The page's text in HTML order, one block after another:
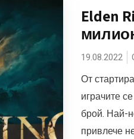
Elden
19.08.2022
От
играчите
брой. Най-
привлече